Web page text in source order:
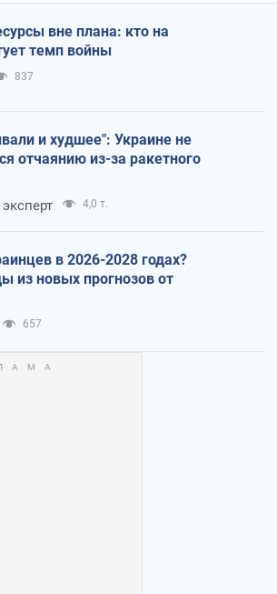
вне плана: кто на
темп войны
837
и худшее": Украине не
отчаянию из-за ракетного
4,0 т.
в 2026-2028 годах?
из новых прогнозов от
657